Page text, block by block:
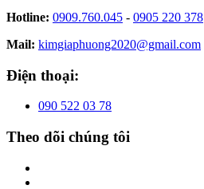
Hotline: 0909.760.045 - 0905 220 378
Mail: kimgiaphuong2020@gmail.com
Điện thoại:
090 522 03 78
Theo dõi chúng tôi